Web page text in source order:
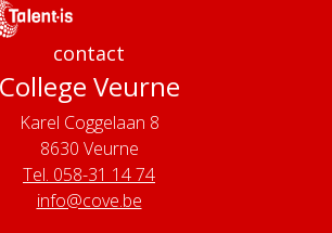
contact
College Veurne
Karel Coggelaan 8
8630 Veurne
Tel. 058-31 14 74
info@cove.be